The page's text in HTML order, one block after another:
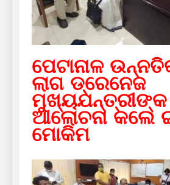
ପେଟାନାଳ
ଲାଗ ଡ୍ରେନେଜ
ଆଲୋଚନା କଲେ
ମୋକିମ